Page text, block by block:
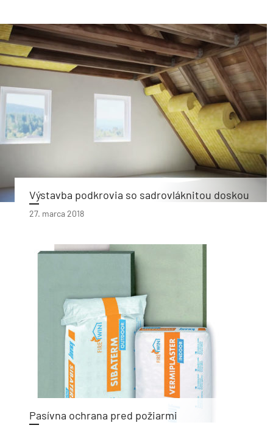
Výstavba podkrovia so sadrovláknitou doskou
27. marca 2018
Pasívna ochrana pred požiarmi